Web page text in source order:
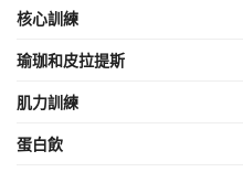
核心訓練
瑜珈和皮拉提斯
肌力訓練
蛋白飲